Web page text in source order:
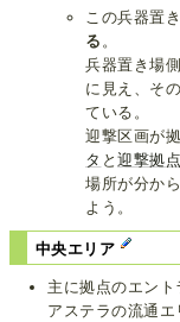
この兵器置
る 。
兵器置き場
に見え、そ
ている。
迎撃区画が
タ と迎撃拠点
場所が分か
よう。
中央エリア
主に拠点のエント
アステラの流通